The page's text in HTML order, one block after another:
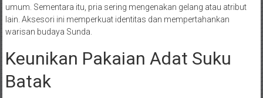
umum. Sementara itu, pria sering mengenakan gelang atau atribut
lain. Aksesori ini memperkuat identitas dan mempertahankan
warisan budaya Sunda.
Keunikan Pakaian Adat Suku
Batak